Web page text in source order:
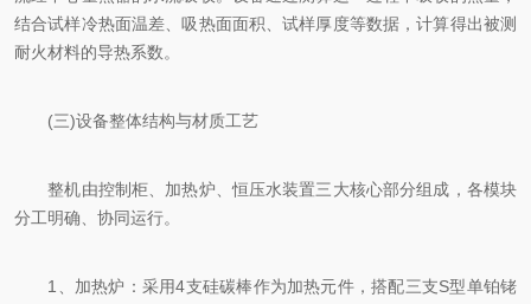
结合试样冷热面温差、吸热面面积、试样厚度等数据，计算得出被测
耐火材料的导热系数。
(三)设备整体结构与材质工艺
整机由控制柜、加热炉、恒压水装置三大核心部分组成，各模块
分工明确、协同运行。
1、加热炉：采用4支硅碳棒作为加热元件，搭配三支S型单铂铑